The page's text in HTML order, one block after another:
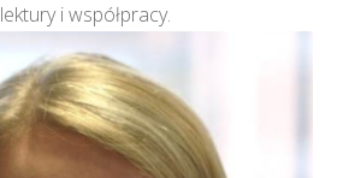
lektury i współpracy.